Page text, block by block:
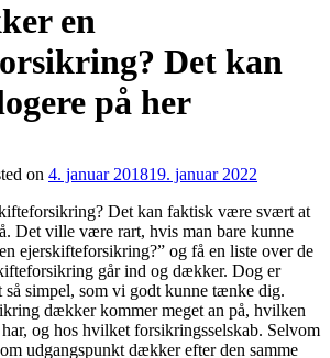
en
Det kan
på her
on 4. januar 201819. januar 2022
Det kan faktisk være svært at
Det ville være rart, hvis man bare kunne
ejerskifteforsikring?” og få en liste over de
går ind og dækker. Dog er
simpel, som vi godt kunne tænke dig.
dækker kommer meget an på, hvilken
og hos hvilket forsikringsselskab. Selvom
udgangspunkt dækker efter den samme